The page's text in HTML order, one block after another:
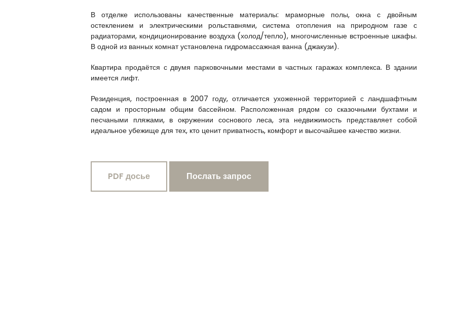
В отделке использованы качественные материалы: мраморные полы, окна с двойным
остеклением и электрическими рольставнями, система отопления на природном газе с
радиаторами, кондиционирование воздуха (холод/тепло), многочисленные встроенные шкафы.
В одной из ванных комнат установлена гидромассажная ванна (джакузи).
Квартира продаётся с двумя парковочными местами в частных гаражах комплекса. В здании
имеется лифт.
Резиденция, построенная в 2007 году, отличается ухоженной территорией с ландшафтным
садом и просторным общим бассейном. Расположенная рядом со сказочными бухтами и
песчаными пляжами, в окружении соснового леса, эта недвижимость представляет собой
идеальное убежище для тех, кто ценит приватность, комфорт и высочайшее качество жизни.
PDF досье Послать запрос